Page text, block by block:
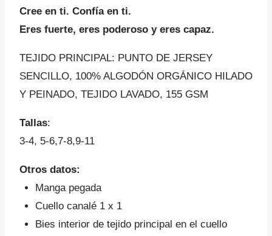
Cree en ti. Confía en ti.
Eres fuerte, eres poderoso y eres capaz.
TEJIDO PRINCIPAL: PUNTO DE JERSEY
SENCILLO, 100% ALGODÓN ORGÁNICO HILADO
Y PEINADO, TEJIDO LAVADO, 155 GSM
Tallas:
3-4, 5-6,7-8,9-11
Otros datos:
Manga pegada
Cuello canalé 1 x 1
Bies interior de tejido principal en el cuello